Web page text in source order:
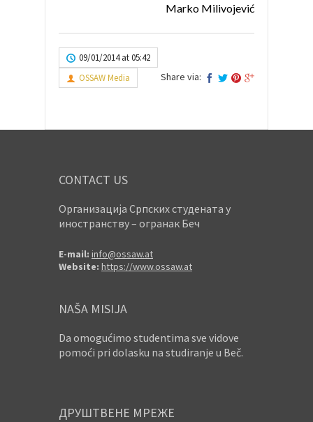
Marko Milivojević
09/01/2014 at 05:42
OSSAW Media
Share via:
CONTACT US
Организација Српских студената у
иностранству – огранак Беч
E-mail: info@ossaw.at
Website: https://www.ossaw.at
NAŠA MISIJA
Da omogućimo studentima sve vidove
pomoći pri dolasku na studiranje u Beč.
ДРУШТВЕНЕ МРЕЖЕ